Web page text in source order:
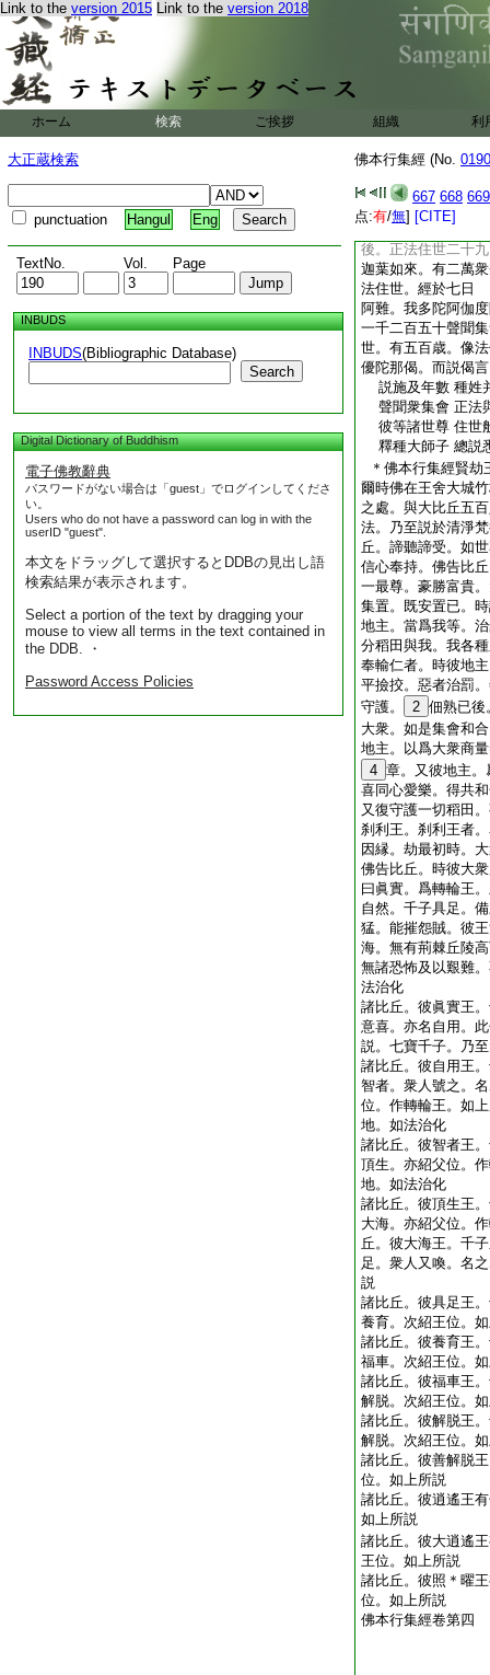
Link to the version 2015 Link to the version 2018
ホーム 検索 ご挨拶 組織 利
大正蔵検索
punctuation Hangul Eng
TextNo. Vol. Page
INBUDS
INBUDS(Bibliographic Database)
Search
Digital Dictionary of Buddhism
電子佛教辭典
パスワードがない場合は「guest」でログインしてくださ
い。
Users who do not have a password can log in with the
userID "guest".
本文をドラッグして選択するとDDBの見出し語
検索結果が表示されます。
Select a portion of the text by dragging your
mouse to view all terms in the text contained in
the DDB. ・
Password Access Policies
佛本行集經 (No.
667 668 669
点:有/無] [CITE]
見一切義佛。有三
會。如來滅後。正
毘婆尸佛。三會説
百六十八百千
神聞如來。唯有二
七萬人。第二會度
住世。經六萬歳
拘婁孫馱佛。有四
正法住世。經五百歳
拘那含牟尼佛。有
後。正法住世二十
迦葉如來。有二萬
法住世。經於七日
阿難。我多陀阿伽
一千二百五十聲聞
世。有五百歳。像
優陀那偈。而説偈言
説施及年數 種姓
聲聞衆集會 正法
彼等諸世尊 住世
釋種大師子 總説
＊佛本行集經賢劫
爾時佛在王舍大城
之處。與大比丘五
法。乃至説於清淨
丘。諦聽諦受。如
信心奉持。佛告比
一最尊。豪勝富貴
集置。既安置已。
地主。當爲我等。
分稻田與我。我各
奉輸仁者。時彼地
平撿挍。惡者治罰
守護。
2 佃熟已後
大衆。如是集會和
地主。以爲大衆商
4 章。又彼地主
喜同心愛樂。得共
又復守護一切稻田
刹利王。刹利王者
因縁。劫最初時。
佛告比丘。時彼大
曰眞實。爲轉輪王
自然。千子具足。
猛。能摧怨賊。彼
海。無有荊棘丘陵
無諸恐怖及以艱難
法治化
諸比丘。彼眞實王
意喜。亦名自用。
説。七寶千子。乃
諸比丘。彼自用王
智者。衆人號之。
位。作轉輪王。如
地。如法治化
諸比丘。彼智者王
頂生。亦紹父位。
地。如法治化
諸比丘。彼頂生王
大海。亦紹父位。
丘。彼大海王。千
足。衆人又喚。名
説
諸比丘。彼具足王
養育。次紹王位。
諸比丘。彼養育王
福車。次紹王位。
諸比丘。彼福車王
解脱。次紹王位。
諸比丘。彼解脱王
解脱。次紹王位。
諸比丘。彼善解脱
位。如上所説
諸比丘。彼逍遙王
如上所説
諸比丘。彼大逍遙
王位。如上所説
諸比丘。彼照＊曜
位。如上所説
佛本行集經卷第四